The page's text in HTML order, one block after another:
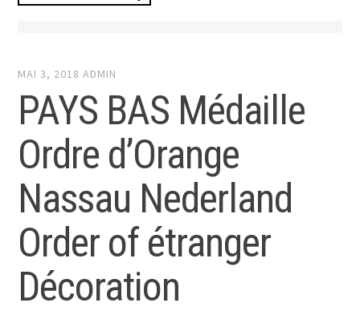
MAI 3, 2018 ADMIN
PAYS BAS Médaille
Ordre d’Orange
Nassau Nederland
Order of étranger
Décoration